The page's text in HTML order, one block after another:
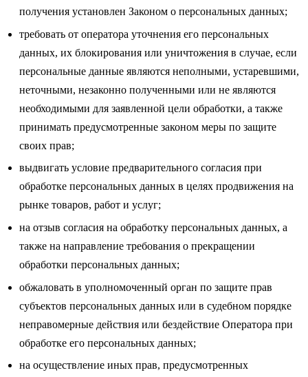
получения установлен Законом о персональных данных;
требовать от оператора уточнения его персональных
данных, их блокирования или уничтожения в случае, если
персональные данные являются неполными, устаревшими,
неточными, незаконно полученными или не являются
необходимыми для заявленной цели обработки, а также
принимать предусмотренные законом меры по защите
своих прав;
выдвигать условие предварительного согласия при
обработке персональных данных в целях продвижения на
рынке товаров, работ и услуг;
на отзыв согласия на обработку персональных данных, а
также на направление требования о прекращении
обработки персональных данных;
обжаловать в уполномоченный орган по защите прав
субъектов персональных данных или в судебном порядке
неправомерные действия или бездействие Оператора при
обработке его персональных данных;
на осуществление иных прав, предусмотренных